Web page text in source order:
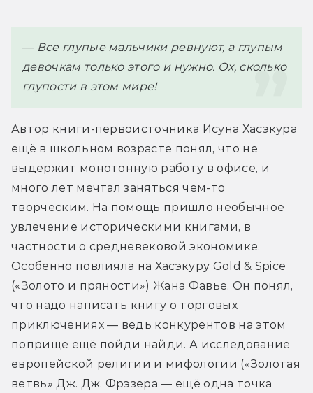
— Все глупые мальчики ревнуют, а глупым
девочкам только этого и нужно. Ох, сколько
глупости в этом мире!
Автор книги-первоисточника Исуна Хасэкура
ещё в школьном возрасте понял, что не
выдержит монотонную работу в офисе, и
много лет мечтал заняться чем-то
творческим. На помощь пришло необычное
увлечение историческими книгами, в
частности о средневековой экономике.
Особенно повлияла на Хасэкуру Gold & Spice
(«Золото и пряности») Жана Фавье. Он понял,
что надо написать книгу о торговых
приключениях — ведь конкурентов на этом
поприще ещё пойди найди. А исследование
европейской религии и мифологии («Золотая
ветвь» Дж. Дж. Фрэзера — ещё одна точка